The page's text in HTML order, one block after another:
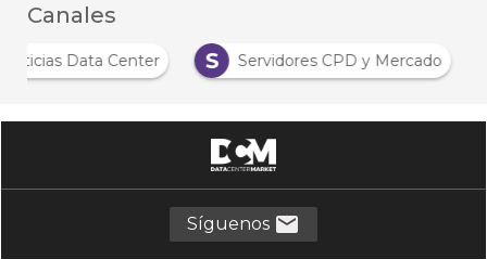
Canales
Noticias Data Center S Servidores CPD y Mercado
Síguenos